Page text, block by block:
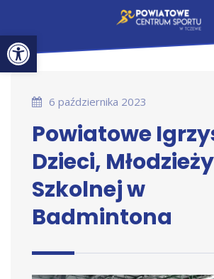
Otwórz pasek
6 października 2023
Powiatowe
Dzieci, Młodzieży
Szkolnej w
Badmintona